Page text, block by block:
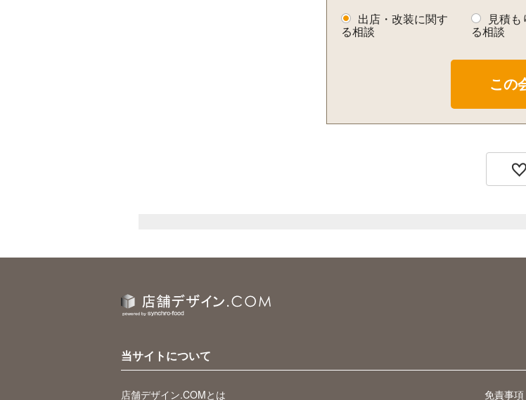
出店・改装に関す
る相談
見積も
る相談
当サイトについて
店舗デザイン.COMとは 免責事項